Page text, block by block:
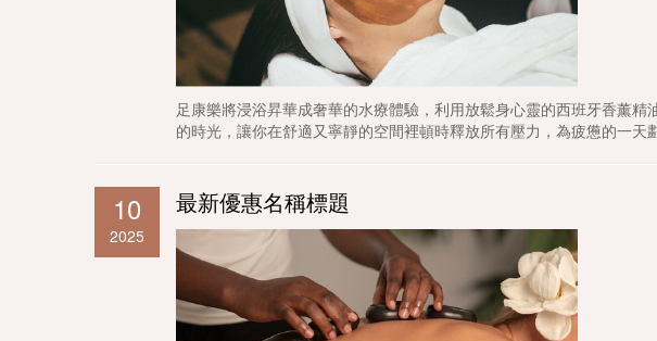
足康樂將浸浴昇華成奢華的水療體驗，利用放鬆身心靈的西班牙香薰
的時光，讓你在舒適又寧靜的空間裡頓時釋放所有壓力，為疲憊的一天
10
2025
最新優惠名稱標題